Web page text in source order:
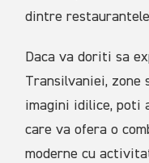
dintre
Daca va doriti sa
Transilvaniei, zone
imagini idilice, poti
care va ofera o
moderne cu